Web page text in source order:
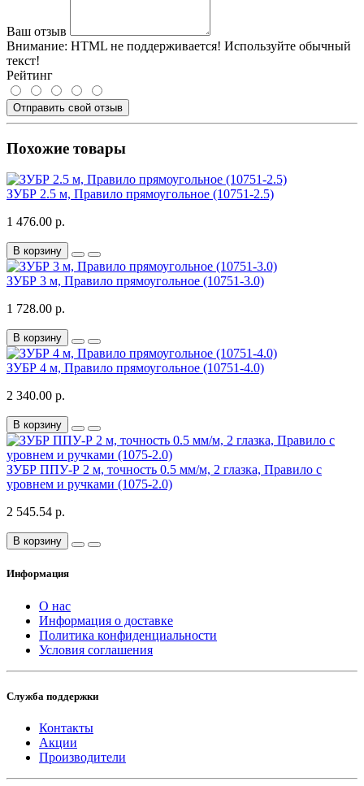
Ваш отзыв
Внимание: HTML не поддерживается! Используйте обычный
текст!
Рейтинг
Отправить свой отзыв
Похожие товары
ЗУБР 2.5 м, Правило прямоугольное (10751-2.5)
1 476.00 р.
В корзину
ЗУБР 3 м, Правило прямоугольное (10751-3.0)
1 728.00 р.
В корзину
ЗУБР 4 м, Правило прямоугольное (10751-4.0)
2 340.00 р.
В корзину
ЗУБР ППУ-Р 2 м, точность 0.5 мм/м, 2 глазка, Правило с
уровнем и ручками (1075-2.0)
2 545.54 р.
В корзину
Информация
О нас
Информация о доставке
Политика конфиденциальности
Условия соглашения
Служба поддержки
Контакты
Акции
Производители